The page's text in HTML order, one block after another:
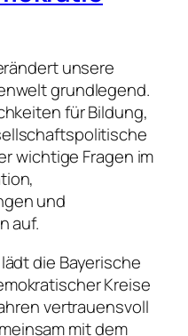
unsere
grundlegend.
für Bildung,
wichtige Fragen im
und
auf.
die Bayerische
Kreise
vertrauensvoll
mit dem